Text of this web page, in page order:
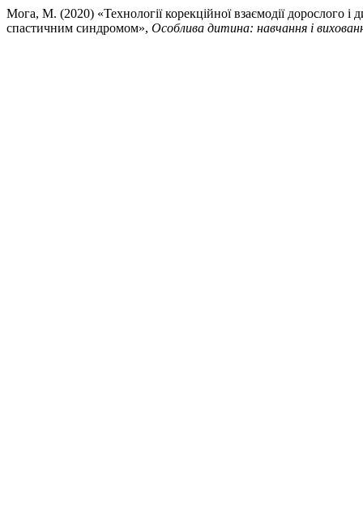
Мога, М. (2020) «Технології корекційної взаємодії дорослого
спастичним синдромом», Особлива дитина: навчання і